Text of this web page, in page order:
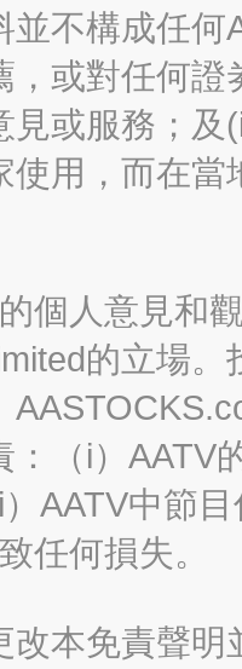
並不構成任
，或對任何
見或服務；
使用，而在
個人意見和
的立場
：（i）AATV
AATV中節
任何損失。
改本免責聲